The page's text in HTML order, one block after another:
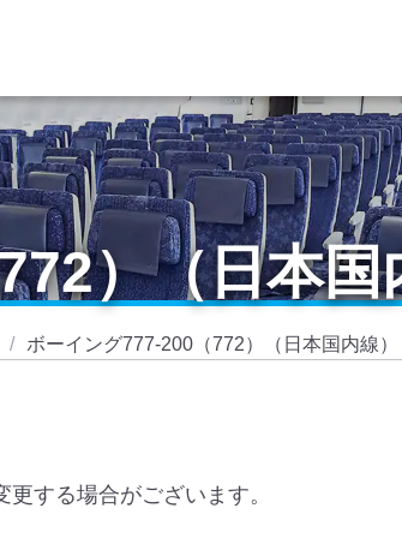
）（日本国
ボーイング777-200（772）（日本国内線）
する場合がございます。